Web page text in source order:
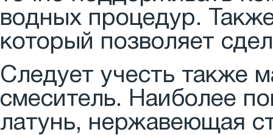
водных процедур.
который позволяет
Следует учесть также
смеситель. Наиболее
латунь, нержавеющая